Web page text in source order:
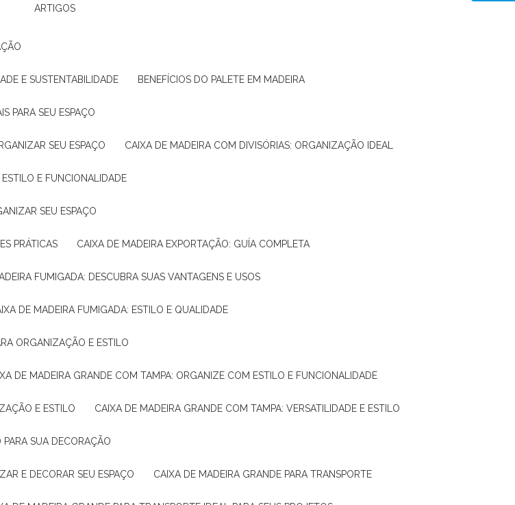
ARTIGOS
E SUSTENTABILIDADE BENEFÍCIOS DO PALETE EM MADEIRA
PARA SEU ESPAÇO
SEU ESPAÇO CAIXA DE MADEIRA COM DIVISÓRIAS: ORGANIZAÇÃO IDEAL
E FUNCIONALIDADE
SEU ESPAÇO
PRÁTICAS CAIXA DE MADEIRA EXPORTAÇÃO: GUÍA COMPLETA
FUMIGADA: DESCUBRA SUAS VANTAGENS E USOS
DE MADEIRA FUMIGADA: ESTILO E QUALIDADE
ORGANIZAÇÃO E ESTILO
DE MADEIRA GRANDE COM TAMPA: ORGANIZE COM ESTILO E FUNCIONALIDADE
E ESTILO CAIXA DE MADEIRA GRANDE COM TAMPA: VERSATILIDADE E ESTILO
PARA SUA DECORAÇÃO
E DECORAR SEU ESPAÇO CAIXA DE MADEIRA GRANDE PARA TRANSPORTE